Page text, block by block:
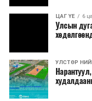
боловсруулах
Үр дүнд нь 20
нийлүүлэх, эрэл
байршилд Олон улсын
зарласан. Засгийн
ЦАГ ҮЕ 6
Улсын
УЛСТӨР